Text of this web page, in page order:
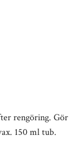
rengöring. Gör
150 ml tub.